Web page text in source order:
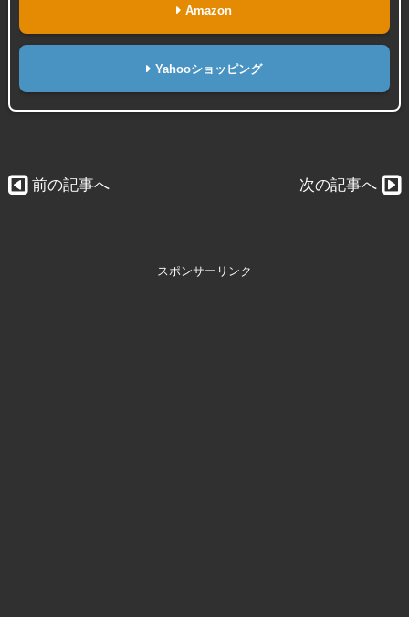
Amazon
Yahooショッピング
前の記事へ 次の記事へ
スポンサーリンク